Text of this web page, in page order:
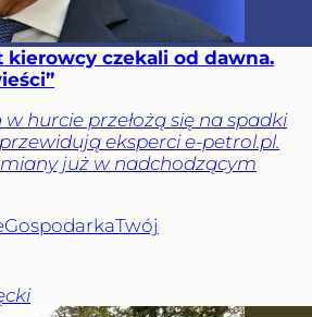
czekali od dawna.
hurcie przełożą się na spadki
eksperci e-petrol.pl.
już w nadchodzącym
GospodarkaTwój